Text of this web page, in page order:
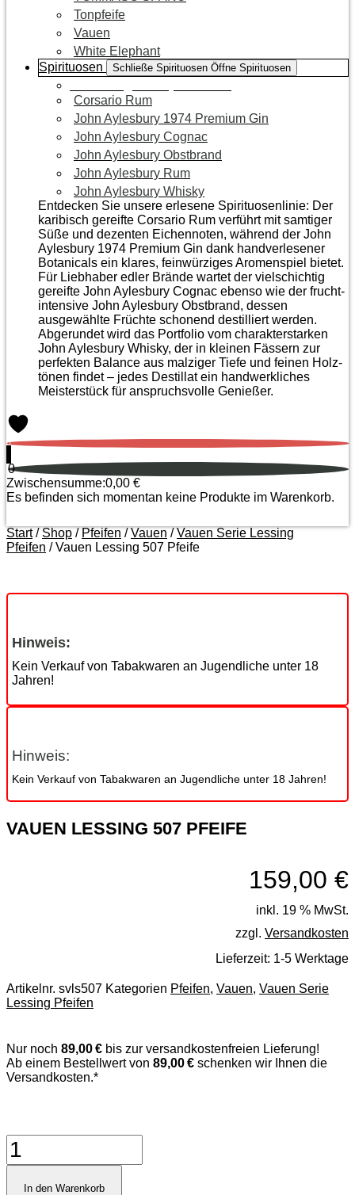
Tonpfeife
Vauen
White Elephant
Spirituosen
Schließe Spirituosen Öffne Spirituosen
Corsario Rum
John Aylesbury 1974 Premium Gin
John Aylesbury Cognac
John Aylesbury Obstbrand
John Aylesbury Rum
John Aylesbury Whisky
Entdecken Sie unsere erlesene Spirituosenlinie: Der
karibisch gereifte Corsario Rum verführt mit samtiger
Süße und dezenten Eichen­noten, während der John
Aylesbury 1974 Premium Gin dank handverlesener
Botanicals ein klares, feinwürziges Aromenspiel bietet.
Für Liebhaber edler Brände wartet der vielschichtig
gereifte John Aylesbury Cognac ebenso wie der frucht­
intensive John Aylesbury Obstbrand, dessen
ausgewählte Früchte schonend destilliert werden.
Abgerundet wird das Portfolio vom charakterstarken
John Aylesbury Whisky, der in kleinen Fässern zur
perfekten Balance aus malziger Tiefe und feinen Holz­
tönen findet – jedes Destillat ein handwerkliches
Meister­stück für anspruchsvolle Genießer.
0
0
Zwischensumme:0,00 €
Es befinden sich momentan keine Produkte im Warenkorb.
Start/ Shop / Pfeifen /Vauen /Vauen Serie Lessing
Pfeifen / Vauen Lessing 507 Pfeife
Hinweis:
Kein Verkauf von Tabakwaren an Jugendliche unter 18
Jahren!
Hinweis:
Kein Verkauf von Tabakwaren an Jugendliche unter 18 Jahren!
VAUEN LESSING 507 PFEIFE
159,00 €
inkl. 19 % MwSt.
zzgl. Versandkosten
Lieferzeit: 1-5 Werktage
Artikelnr. svls507 Kategorien Pfeifen, Vauen, Vauen Serie
Lessing Pfeifen
Nur noch 89,00 € bis zur versandkostenfreien Lieferung!
Ab einem Bestellwert von 89,00 € schenken wir Ihnen die
Versandkosten.*
Vauen
Lessing
507
PfeifeIn den Warenkorb